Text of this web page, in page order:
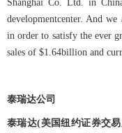
Shanghai Co. Ltd. in
developmentcenter. And
in order to satisfy the ever
sales of $1.64billion and
泰瑞达公司
泰瑞达(美国纽约证券交